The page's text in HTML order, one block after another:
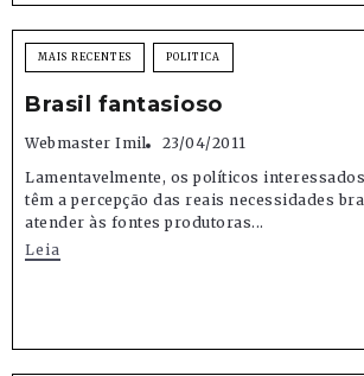
MAIS RECENTES POLITICA
Brasil fantasioso
Webmaster Imil
23/04/2011
Lamentavelmente, os políticos
têm a percepção das reais necessidades
atender às fontes produtoras...
Leia